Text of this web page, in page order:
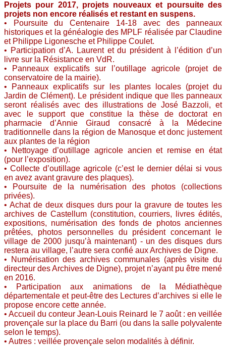
Projets pour 2017, projets nouveaux et poursuite des
projets non encore réalisés et restant en suspens.
• Poursuite du Centenaire 14-18 avec des panneaux
historiques et la généalogie des MPLF réalisée par Claudine
et Philippe Ligonesche et Philippe Coulet.
• Participation d’A. Laurent et du président à l’édition d’un
livre sur la Résistance en VdR.
• Panneaux explicatifs sur l’outillage agricole (projet de
conservatoire de la mairie).
• Panneaux explicatifs sur les plantes locales (projet du
Jardin de Clément). Le président indique que lles panneaux
seront réalisés avec des illustrations de José Bazzoli, et
avec le support que constitue la thèse de doctorat en
pharmacie d’Annie Giraud consacré à la Médecine
traditionnelle dans la région de Manosque et donc justement
aux plantes de la région
• Nettoyage d’outillage agricole ancien et remise en état
(pour l’exposition).
• Collecte d’outillage agricole (c’est le dernier délai si vous
en avez avant gravure des plaques).
• Poursuite de la numérisation des photos (collections
privées).
• Achat de deux disques durs pour la gravure de toutes les
archives de Castellum (constitution, courriers, livres édités,
expositions, numérisation des fonds de photos anciennes
prêtées, photos personnelles du président concernant le
village de 2000 jusqu’à maintenant) - un des disques durs
restera au village, l’autre sera confié aux Archives de Digne.
• Numérisation des archives communales (après visite du
directeur des Archives de Digne), projet n’ayant pu être mené
en 2016.
• Participation aux animations de la Médiathèque
départementale et peut-être des Lectures d’archives si elle le
propose encore cette année.
• Accueil du conteur Jean-Louis Reinard le 7 août : en veillée
provençale sur la place du Barri (ou dans la salle polyvalente
selon le temps).
• Autres : veillée provençale selon modalités à définir.